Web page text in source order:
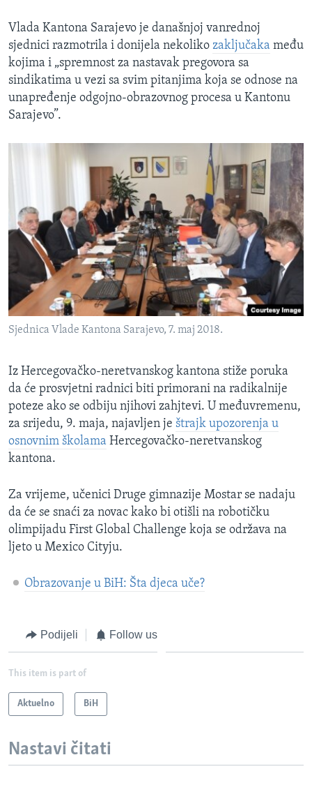
Vlada Kantona Sarajevo je današnjoj vanrednoj
sjednici razmotrila i donijela nekoliko zaključaka među
kojima i „spremnost za nastavak pregovora sa
sindikatima u vezi sa svim pitanjima koja se odnose na
unapređenje odgojno-obrazovnog procesa u Kantonu
Sarajevo​”.
Sjednica Vlade Kantona Sarajevo, 7. maj 2018.
Iz Hercegovačko-neretvanskog kantona stiže poruka
da će prosvjetni radnici biti primorani na radikalnije
poteze ako se odbiju njihovi zahjtevi. U međuvremenu,
za srijedu, 9. maja, najavljen je štrajk upozorenja u
osnovnim školama Hercegovačko-neretvanskog
kantona.
Za vrijeme, učenici Druge gimnazije Mostar se nadaju
da će se snaći za novac kako bi otišli na robotičku
olimpijadu First Global Challenge koja se održava na
ljeto u Mexico Cityju.
Obrazovanje u BiH: Šta djeca uče?
Podijeli Follow us
This item is part of
Aktuelno BiH
Nastavi čitati